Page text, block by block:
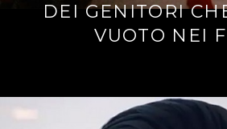
DEI GENITORI
VUOTO NEI